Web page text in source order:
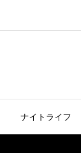
ナイトライフ